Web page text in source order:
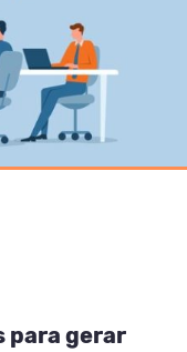
para gerar